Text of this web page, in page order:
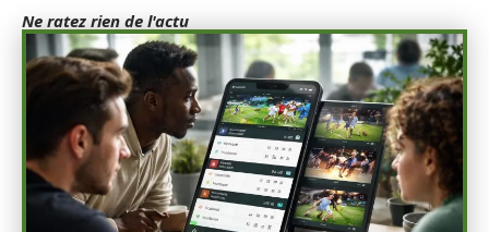
Ne ratez rien de l'actu